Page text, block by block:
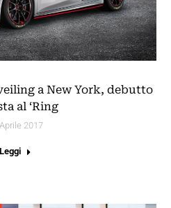
a New York, debutto
al ‘Ring
2017
Leggi